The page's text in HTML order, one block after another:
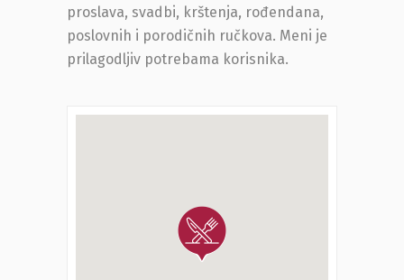
proslava, svadbi, krštenja, rođendana,
poslovnih i porodičnih ručkova. Meni je
prilagodljiv potrebama korisnika.